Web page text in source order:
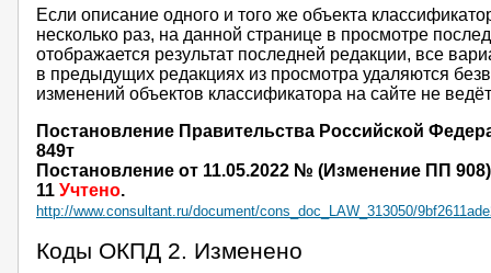
Если описание одного и того же объекта
несколько раз, на данной странице в просмотре
отображается результат последней редакции, все
в предыдущих редакциях из просмотра удаляются
изменений объектов классификатора на сайте не
Постановление Правительства Российской
849т
Постановление от 11.05.2022 № (Изменение ПП
11 Учтено.
http://www.consultant.ru/document/cons_doc_LAW_313050/
Коды ОКПД 2. Изменено